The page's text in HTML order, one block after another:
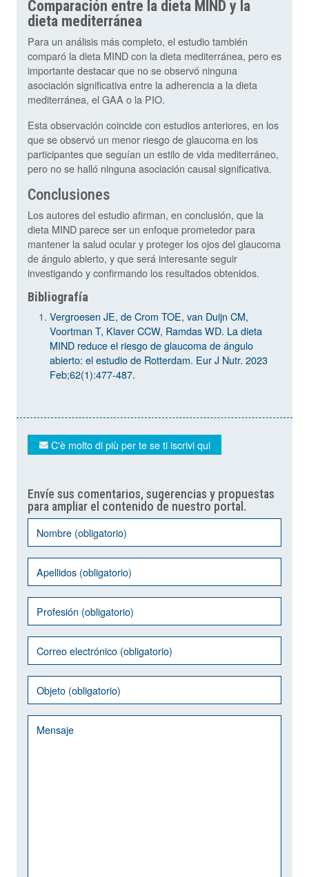
Comparación entre la dieta MIND y la
dieta mediterránea
Para un análisis más completo, el estudio también
comparó la dieta MIND con la dieta mediterránea, pero es
importante destacar que no se observó ninguna
asociación significativa entre la adherencia a la dieta
mediterránea, el GAA o la PIO.
Esta observación coincide con estudios anteriores, en los
que se observó un menor riesgo de glaucoma en los
participantes que seguían un estilo de vida mediterráneo,
pero no se halló ninguna asociación causal significativa.
Conclusiones
Los autores del estudio afirman, en conclusión, que la
dieta MIND parece ser un enfoque prometedor para
mantener la salud ocular y proteger los ojos del glaucoma
de ángulo abierto, y que será interesante seguir
investigando y confirmando los resultados obtenidos.
Bibliografía
Vergroesen JE, de Crom TOE, van Duijn CM,
Voortman T, Klaver CCW, Ramdas WD. La dieta
MIND reduce el riesgo de glaucoma de ángulo
abierto: el estudio de Rotterdam. Eur J Nutr. 2023
Feb;62(1):477-487.
C'è molto di più per te se ti iscrivi qui
Envíe sus comentarios, sugerencias y propuestas
para ampliar el contenido de nuestro portal.